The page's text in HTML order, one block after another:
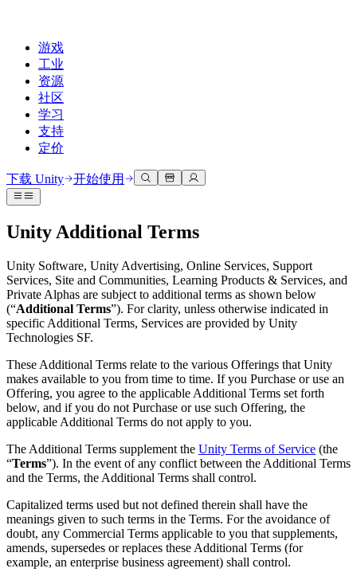
游戏
工业
资源
社区
学习
支持
定价
开发
Unity 引擎
为任何平台构建2D和3D游戏
与团队协作并快速迭代
下载 Unity
计划和定价
部署
多平台
探索 Unity 支持的超过 25 个平台
常态化运营
游戏上线后的数据洞察与常态化运营
Grow
用户获取
被发现并获取移动用户
应用内购
管理跨门店和D2C渠道的IAP（应用内购买）
使用案例
3D协作
实时构建和审查3D项目
在沉浸式环境中培训
客户体验
创建互动3D体验
行业
制造业
实现运营卓越
零售
将店内体验转化为在线体验
汽车
提升创新能力和车内体验
查看所有行业
技术库
文档
官方用户手册和API参考
开发者工具
发布版本和问题跟踪器
路线图
查看即将推出的功能
术语表
技术术语库
洞察
案例分析
真实成功案例
最佳实践指南
专家提示和技巧
演示
演示、示例和构建模块
社区中心
讨论
讨论、解决问题和连接
事件
全球和本地活动
社区故事
Made with Unity
直播活动
加入开发者、创作者和内部人员
Unity奖项
庆祝全球的Unity创作者
适合每个级别
Unity Learn
通过Unity培训师提升您的团队
Unity新手
准备开始
开始您的学习
Unity基础路径
你是Unity 新手？开始您的旅程
使用指南
可操作的技巧和最佳实践
教育
对于学生
开启您的职业生涯
对于教育者
增强您的教学
支持选项
获取帮助
帮助您在Unity中取得成功
通过专家支持更快实现目标
常见问题解答
常见问题解答
联系我们
与我们的团队联系
下载 Unity 开始使用
Unity Additional Terms
Unity Software, Unity Advertising, Online Services, Support
Services, Site and Communities, Learning Products & Services, and
Private Alphas are subject to additional terms as shown below
(“Additional Terms”). For clarity, unless otherwise indicated in
specific Additional Terms, Services are provided by Unity
Technologies SF.
These Additional Terms relate to the various Offerings that Unity
makes available to you from time to time. If you Purchase or use an
Offering, you agree to the applicable Additional Terms set forth
below, and if you do not Purchase or use such Offering, the
applicable Additional Terms do not apply to you.
The Additional Terms supplement the Unity Terms of Service (the
“Terms”). In the event of any conflict between the Additional Terms
and the Terms, the Additional Terms shall control.
Capitalized terms used but not defined therein shall have the
meanings given to such terms in the Terms. For the avoidance of
doubt, any Commercial Terms applicable to you that supplements,
amends, supersedes or replaces these Additional Terms (for
example, an enterprise business agreement) shall control.